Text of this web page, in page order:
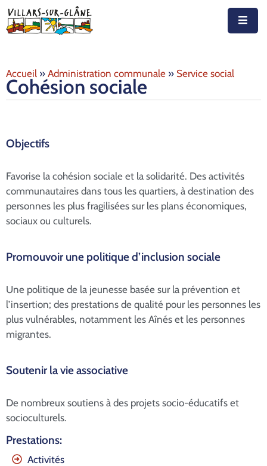
Actualités
Documents
Découvrir
Accueil » Administration communale » Service social
Cohésion sociale
Objectifs
Favorise la cohésion sociale et la solidarité. Des activités
communautaires dans tous les quartiers, à destination des
personnes les plus fragilisées sur les plans économiques,
sociaux ou culturels.
Promouvoir une politique d’inclusion sociale
Une politique de la jeunesse basée sur la prévention et
l’insertion; des prestations de qualité pour les personnes les
plus vulnérables, notamment les Aînés et les personnes
migrantes.
Soutenir la vie associative
De nombreux soutiens à des projets socio-éducatifs et
socioculturels.
Prestations:
Activités